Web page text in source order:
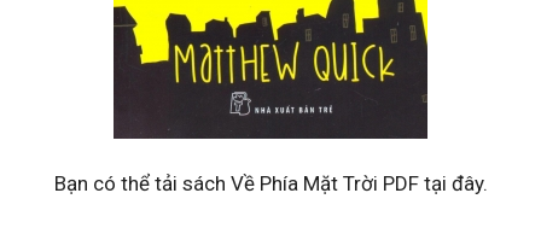
Bạn có thể tải sách Về Phía Mặt Trời PDF tại đây.